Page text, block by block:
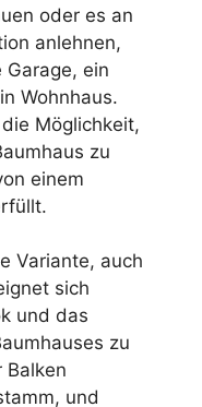
oder es an
anlehnen,
ein
Wohnhaus.
Möglichkeit,
zu
einem
Variante, auch
sich
und das
zu
Balken
und